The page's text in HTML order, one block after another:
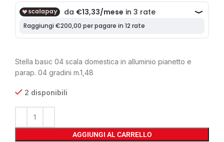
Stella basic 04 scala domestica in alluminio pianetto e
parap. 04 gradini m.1,48
2 disponibili
AGGIUNGI AL CARRELLO